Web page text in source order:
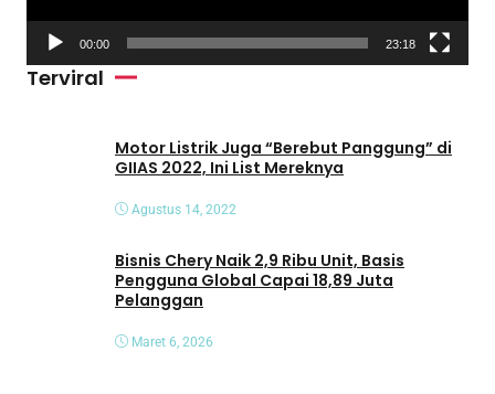
d
00:00 23:18
Terviral
Motor Listrik Juga “Berebut Panggung” di
GIIAS 2022, Ini List Mereknya
Agustus 14, 2022
Bisnis Chery Naik 2,9 Ribu Unit, Basis
Pengguna Global Capai 18,89 Juta
Pelanggan
Maret 6, 2026